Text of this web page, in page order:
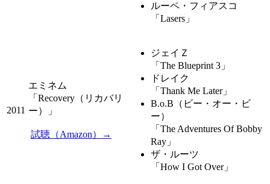
ルーペ・フィアスコ
「Lasers」
2011
エミネム
「Recovery（リカバリ
ー）」
試聴（Amazon）→
ジェイＺ
「The Blueprint 3」
ドレイク
「Thank Me Later」
B.o.B（ビー・オー・ビ
ー）
「The Adventures Of Bobby
Ray」
ザ・ルーツ
「How I Got Over」